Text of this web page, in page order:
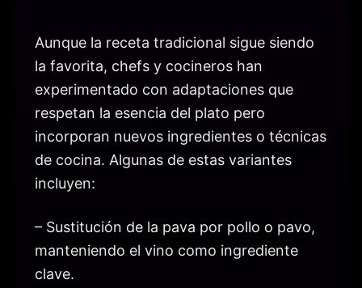
Aunque la receta tradicional sigue siendo
la favorita, chefs y cocineros han
experimentado con adaptaciones que
respetan la esencia del plato pero
incorporan nuevos ingredientes o técnicas
de cocina. Algunas de estas variantes
incluyen:
– Sustitución de la pava por pollo o pavo,
manteniendo el vino como ingrediente
clave.